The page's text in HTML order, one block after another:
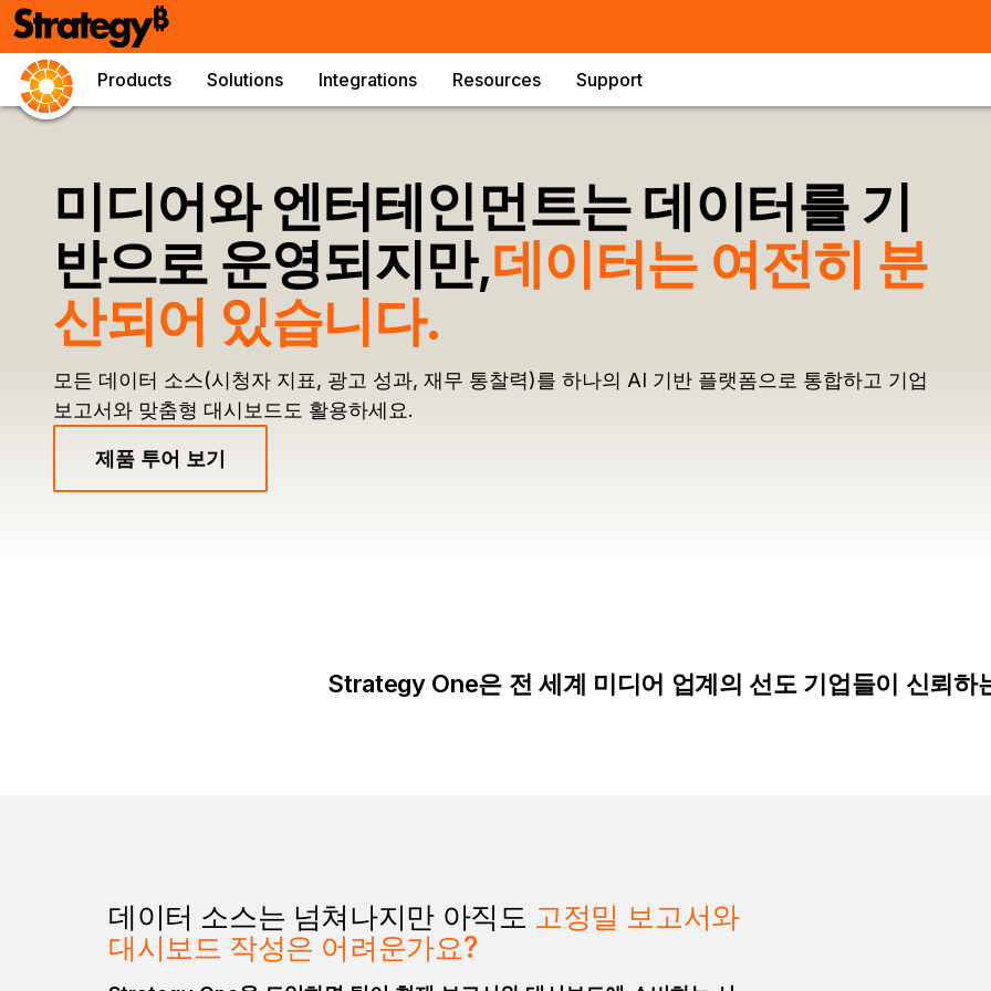
Products Solutions Integrations Resources Support
미디어와 엔터테인먼트는 데이터를 기
반으로 운영되지만,데이터는 여전히 분
산되어 있습니다.
모든 데이터 소스(시청자 지표, 광고 성과, 재무 통찰력)를 하나의 AI 기반 플랫폼으로 통합하고 기업
보고서와 맞춤형 대시보드도 활용하세요.
제품 투어 보기
Strategy One은 전 세계 미디어 업계의 선도 기업들이 신뢰하
데이터 소스는 넘쳐나지만 아직도 고정밀 보고서와
대시보드 작성은 어려운가요?